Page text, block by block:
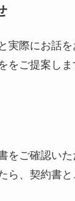
実際にお話
をご提案しま
をご確認い
ら、契約書